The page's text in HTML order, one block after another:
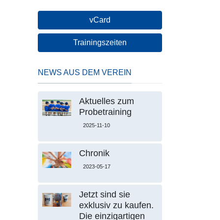
vCard
Trainingszeiten
NEWS AUS DEM VEREIN
Aktuelles zum
Probetraining
2025-11-10
Chronik
2023-05-17
Jetzt sind sie
exklusiv zu kaufen.
Die einzigartigen